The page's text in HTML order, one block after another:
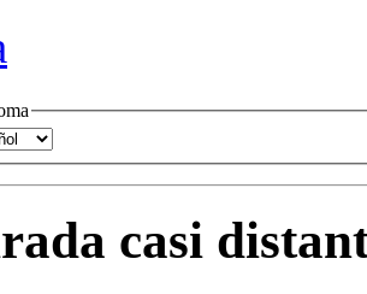
casi